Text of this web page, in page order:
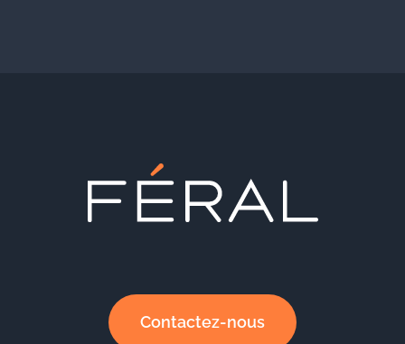
Contactez-nous